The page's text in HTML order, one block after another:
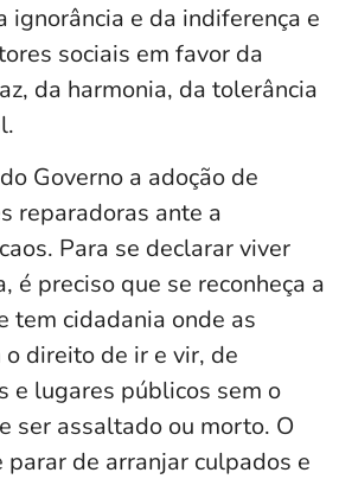
ignorância e da indiferença e
sociais em favor da
da harmonia, da tolerância
Governo a adoção de
reparadoras ante a
Para se declarar viver
é preciso que se reconheça a
tem cidadania onde as
direito de ir e vir, de
e lugares públicos sem o
ser assaltado ou morto. O
parar de arranjar culpados e